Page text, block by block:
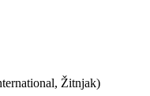
Žitnjak)